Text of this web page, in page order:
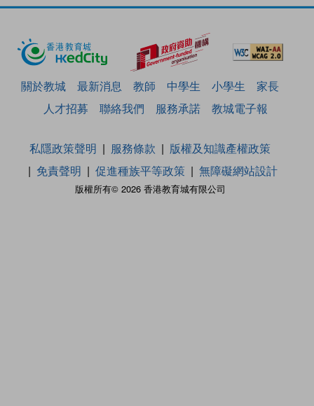
關於教城 最新消息 教師 中學生 小學生
家長
人才招募
聯絡我們 服務承諾 教城電子報
版權所有© 2026 香港教育城有限公司
私隱政策聲明 服務條款
版權及知識產權政策
免責聲明
促進種族平等政策 無障礙網站設計